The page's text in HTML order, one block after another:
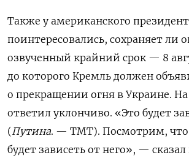
Также у американского
поинтересовались, сохраняет ли
озвученный крайний срок — 8
до которого Кремль должен
о прекращении огня в Украине.
ответил уклончиво. «Это будет
(Путина. — ТМТ). Посмотрим, что
будет зависеть от него», — сказал